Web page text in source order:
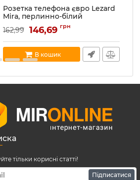
Розетка телефона євро Lezard
Mira, перлинно-білий
перламутр (701-3030-137)
Артикул: 701-3030-137
В наявності:2
162,99 146,69 грн
В кошик
тільки корисні статті!
Підписатися